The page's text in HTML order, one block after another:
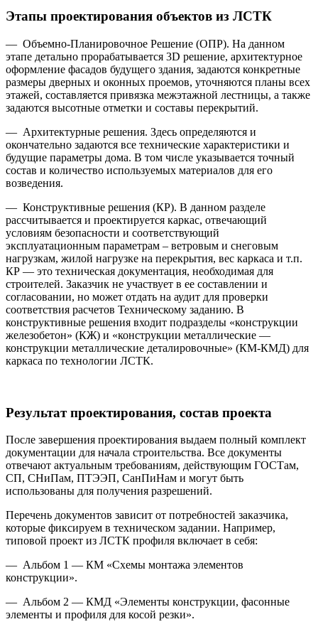
Этапы проектирования объектов из ЛСТК
— Объемно-Планировочное Решение (ОПР). На данном
этапе детально прорабатывается 3D решение, архитектурное
оформление фасадов будущего здания, задаются конкретные
размеры дверных и оконных проемов, уточняются планы всех
этажей, составляется привязка межэтажной лестницы, а также
задаются высотные отметки и составы перекрытий.
— Архитектурные решения. Здесь определяются и
окончательно задаются все технические характеристики и
будущие параметры дома. В том числе указывается точный
состав и количество используемых материалов для его
возведения.
— Конструктивные решения (КР). В данном разделе
рассчитывается и проектируется каркас, отвечающий
условиям безопасности и соответствующий
эксплуатационным параметрам – ветровым и снеговым
нагрузкам, жилой нагрузке на перекрытия, вес каркаса и т.п.
КР — это техническая документация, необходимая для
строителей. Заказчик не участвует в ее составлении и
согласовании, но может отдать на аудит для проверки
соответствия расчетов Техническому заданию. В
конструктивные решения входит подразделы «конструкции
железобетон» (КЖ) и «конструкции металлические —
конструкции металлические деталировочные» (КМ-КМД) для
каркаса по технологии ЛСТК.
Результат проектирования, состав проекта
После завершения проектирования выдаем полный комплект
документации для начала строительства. Все документы
отвечают актуальным требованиям, действующим ГОСТам,
СП, СНиПам, ПТЭЭП, СанПиНам и могут быть
использованы для получения разрешений.
Перечень документов зависит от потребностей заказчика,
которые фиксируем в техническом задании. Например,
типовой проект из ЛСТК профиля включает в себя:
— Альбом 1 — КМ «Схемы монтажа элементов
конструкции».
— Альбом 2 — КМД «Элементы конструкции, фасонные
элементы и профиля для косой резки».